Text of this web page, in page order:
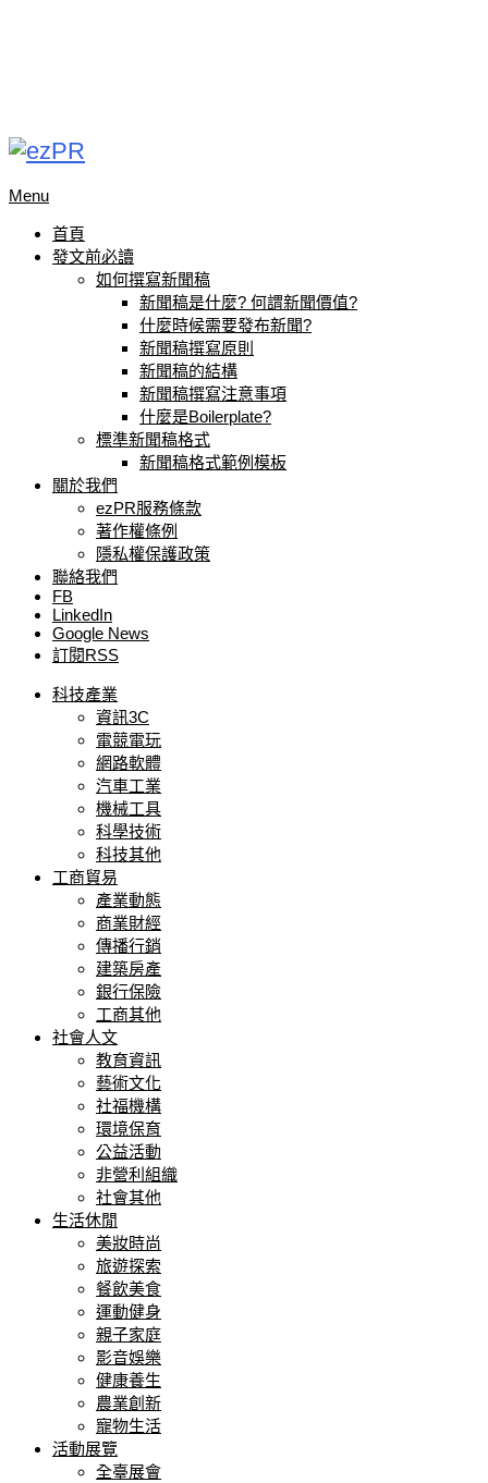
Menu
首頁
發文前必讀
如何撰寫新聞稿
新聞稿是什麼? 何謂新聞價值?
什麼時候需要發布新聞?
新聞稿撰寫原則
新聞稿的結構
新聞稿撰寫注意事項
什麼是Boilerplate?
標準新聞稿格式
新聞稿格式範例模板
關於我們
ezPR服務條款
著作權條例
隱私權保護政策
聯絡我們
FB
LinkedIn
Google News
訂閱RSS
科技產業
資訊3C
電競電玩
網路軟體
汽車工業
機械工具
科學技術
科技其他
工商貿易
產業動態
商業財經
傳播行銷
建築房產
銀行保險
工商其他
社會人文
教育資訊
藝術文化
社福機構
環境保育
公益活動
非營利組織
社會其他
生活休閒
美妝時尚
旅遊探索
餐飲美食
運動健身
親子家庭
影音娛樂
健康養生
農業創新
寵物生活
活動展覽
全臺展會